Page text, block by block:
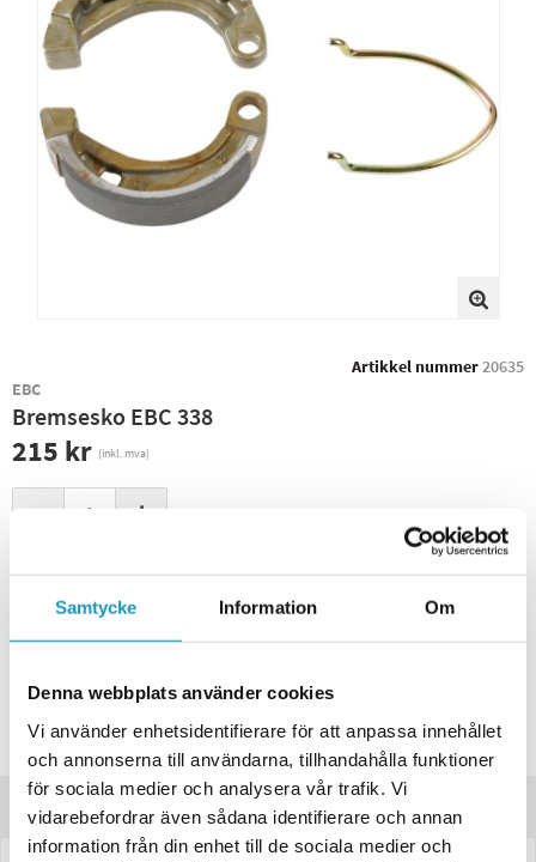
Samtycke Information Om
Denna webbplats använder cookies
Vi använder enhetsidentifierare för att anpassa innehållet
och annonserna till användarna, tillhandahålla funktioner
för sociala medier och analysera vår trafik. Vi
vidarebefordrar även sådana identifierare och annan
information från din enhet till de sociala medier och
Artikkel nummer20635
EBC
Bremsesko EBC 338
215 kr (inkl. mva)
+
+ LEGG I HANDLEKURVEN
Lagre produktet
Produktbeskrivelse